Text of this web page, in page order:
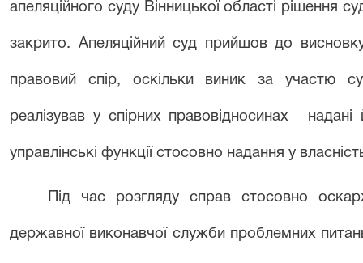
апеляційного суду Вінницької області рішення
закрито. Апеляційний суд прийшов до
правовий спір, оскільки виник за участю
реалізував у спірних правовідносинах надані
управлінські функції стосовно надання у
Під час розгляду справ стосовно
державної виконавчої служби проблемних